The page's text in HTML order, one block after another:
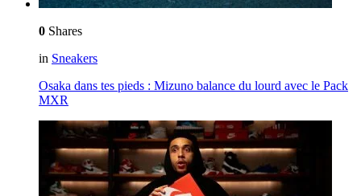
0 Shares
in Sneakers
Osaka dans tes pieds : Mizuno balance du lourd avec le Pack
MXR